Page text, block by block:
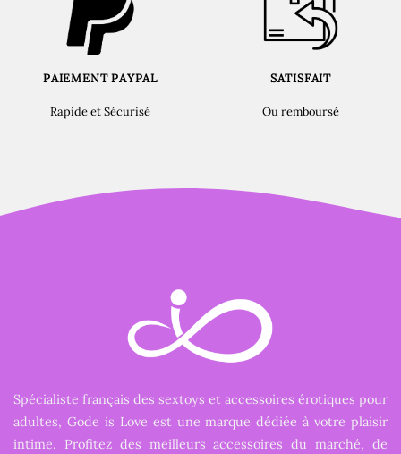
PAIEMENT PAYPAL
Rapide et Sécurisé
SATISFAIT
Ou remboursé
Spécialiste français des sextoys et accessoires érotiques pour
adultes, Gode is Love est une marque dédiée à votre plaisir
intime. Profitez des meilleurs accessoires du marché, de